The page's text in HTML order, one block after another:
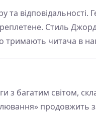
Стиль
тримають читача в
з багатим
продовжить